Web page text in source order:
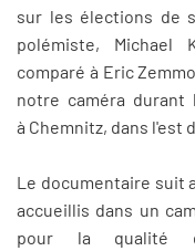
sur les élections de
polémiste, Michael
comparé à Eric
notre caméra durant
à Chemnitz, dans l'est
Le documentaire suit
accueillis dans un
pour la qualité